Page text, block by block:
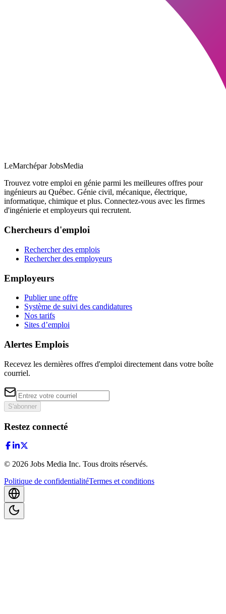
LeMarchépar JobsMedia
Trouvez votre emploi en génie parmi les meilleures offres pour
ingénieurs au Québec. Génie civil, mécanique, électrique,
informatique, chimique et plus. Connectez-vous avec les firmes
d'ingénierie et employeurs qui recrutent.
Chercheurs d'emploi
Rechercher des emplois
Rechercher des employeurs
Employeurs
Publier une offre
Système de suivi des candidatures
Nos tarifs
Sites d’emploi
Alertes Emplois
Recevez les dernières offres d'emploi directement dans votre boîte
courriel.
S'abonner
Restez connecté
© 2026 Jobs Media Inc. Tous droits réservés.
Politique de confidentialitéTermes et conditions